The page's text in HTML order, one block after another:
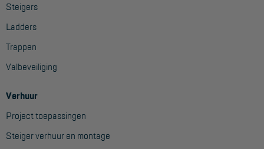
Steigers
Ladders
Trappen
Valbeveiliging
Verhuur
Project toepassingen
Steiger verhuur en montage